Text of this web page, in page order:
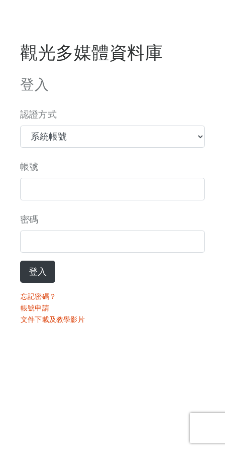
觀光多媒體資料庫
登入
認證方式
帳號
密碼
登入
忘記密碼？
帳號申請
文件下載及教學影片